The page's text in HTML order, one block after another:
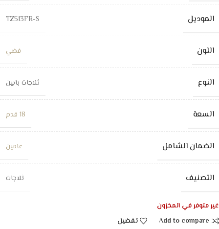
الموديل TZ513FR-S
اللون فضي
النوع ثلاجات بابين
السعة 18 قدم
الضمان الشامل عامين
التصنيف ثلاجات
غير متوفر في المخزون
Add to compare
تفضيل